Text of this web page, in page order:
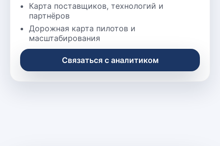
Карта поставщиков, технологий и
партнёров
Дорожная карта пилотов и
масштабирования
Связаться с аналитиком